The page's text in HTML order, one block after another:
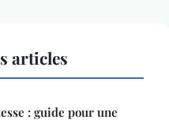
articles
: guide pour une